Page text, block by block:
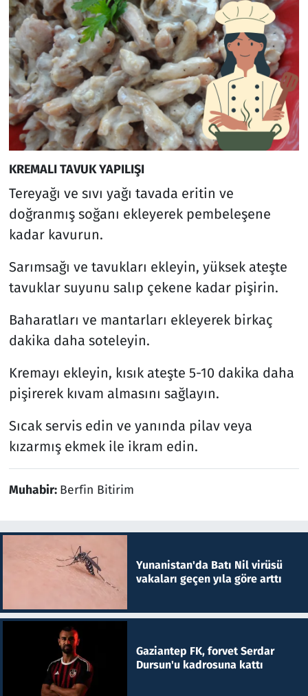
KREMALI TAVUK YAPILIŞI
Tereyağı ve sıvı yağı tavada eritin ve
doğranmış soğanı ekleyerek pembeleşene
kadar kavurun.
Sarımsağı ve tavukları ekleyin, yüksek ateşte
tavuklar suyunu salıp çekene kadar pişirin.
Baharatları ve mantarları ekleyerek birkaç
dakika daha soteleyin.
Kremayı ekleyin, kısık ateşte 5-10 dakika daha
pişirerek kıvam almasını sağlayın.
Sıcak servis edin ve yanında pilav veya
kızarmış ekmek ile ikram edin.
Muhabir: Berfin Bitirim
Yunanistan'da Batı Nil virüsü
vakaları geçen yıla göre arttı
Gaziantep FK, forvet Serdar
Dursun'u kadrosuna kattı